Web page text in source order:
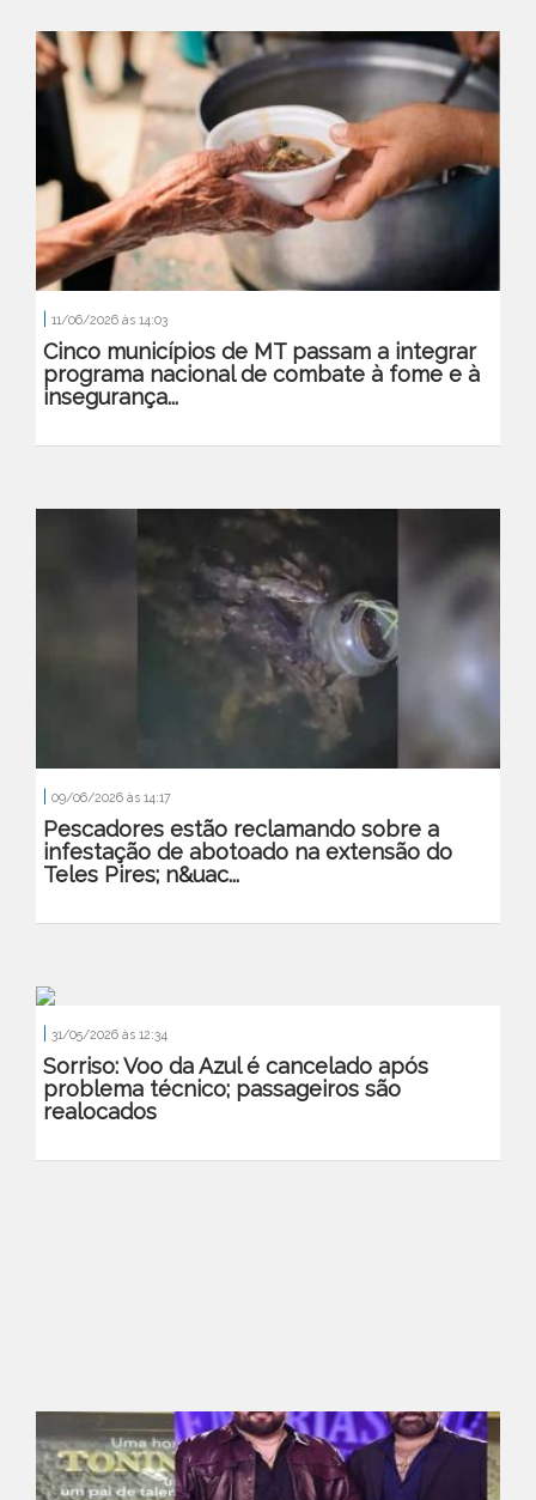
11/06/2026 às 14:03
Cinco municípios de MT passam a integrar
programa nacional de combate à fome e à
insegurança...
09/06/2026 às 14:17
Pescadores estão reclamando sobre a
infestação de abotoado na extensão do
Teles Pires; n&uac...
31/05/2026 às 12:34
Sorriso: Voo da Azul é cancelado após
problema técnico; passageiros são
realocados